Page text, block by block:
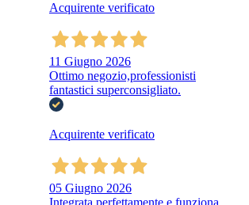
Acquirente verificato
11 Giugno 2026
Ottimo negozio,professionisti
fantastici superconsigliato.
Acquirente verificato
05 Giugno 2026